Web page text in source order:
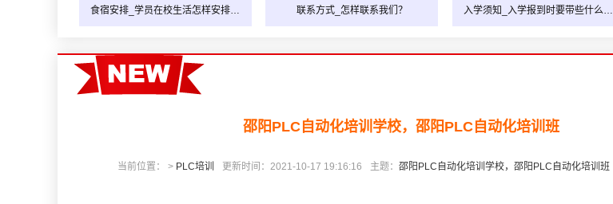
食宿安排_学员在校生活怎样安排… 联系方式_怎样联系我们？ 入学须知_入学报到时要带些什么…
邵阳PLC自动化培训学校，邵阳PLC自动化培训班
当前位置： > PLC培训 更新时间：2021-10-17 19:16:16 主题： 邵阳PLC自动化培训学校，邵阳PLC自动化培训班